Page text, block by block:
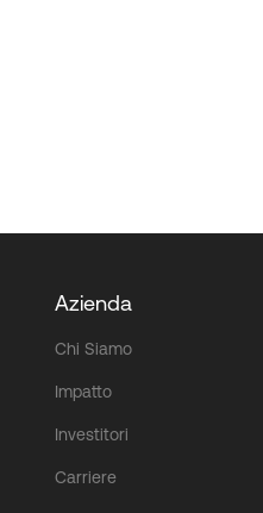
Azienda
Chi Siamo
Impatto
Investitori
Carriere